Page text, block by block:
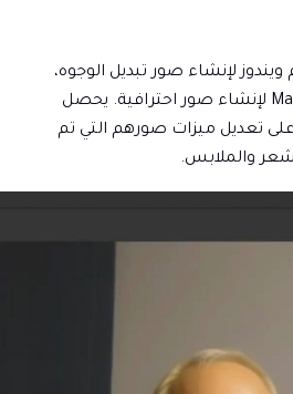
لإنشاء صور تبديل الوجوه،
فجرّب استخدام MagicMirror لإنشاء صور احترافية. يحصل
تعديل ميزات صورهم التي تم
والملابس.